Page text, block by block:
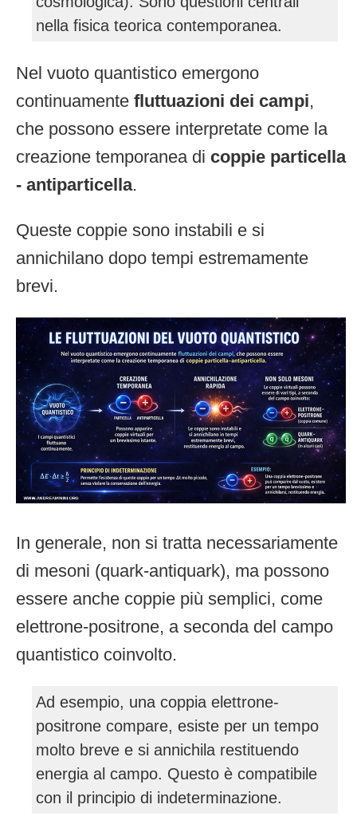
nella fisica teorica contemporanea.
Nel vuoto quantistico emergono
continuamente fluttuazioni dei campi,
che possono essere interpretate come la
creazione temporanea di coppie particella
- antiparticella.
Queste coppie sono instabili e si
annichilano dopo tempi estremamente
brevi.
In generale, non si tratta necessariamente
di mesoni (quark-antiquark), ma possono
essere anche coppie più semplici, come
elettrone-positrone, a seconda del campo
quantistico coinvolto.
Ad esempio, una coppia elettrone-
positrone compare, esiste per un tempo
molto breve e si annichila restituendo
energia al campo. Questo è compatibile
con il principio di indeterminazione.